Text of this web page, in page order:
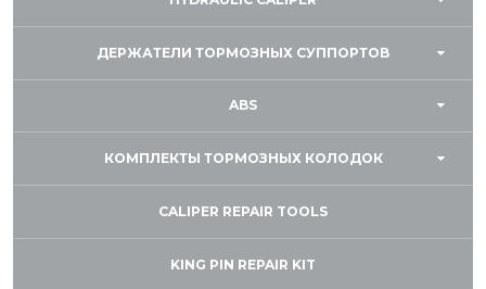
ДЕРЖАТЕЛИ ТОРМОЗНЫХ СУППОРТОВ
ABS
КОМПЛЕКТЫ ТОРМОЗНЫХ КОЛОДОК
CALIPER REPAIR TOOLS
KING PIN REPAIR KIT